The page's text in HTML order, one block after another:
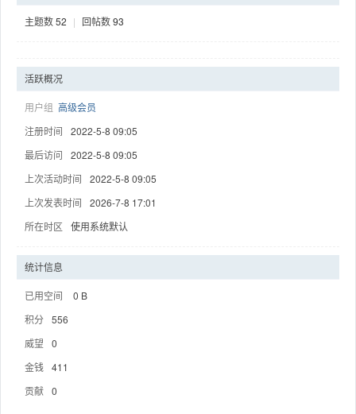
主题数52 | 回帖数93
活跃概况
用户组 高级会员
注册时间
2022-5-8 09:05
最后访问
2022-5-8 09:05
上次活动时间
2022-5-8 09:05
上次发表时间
2026-7-8 17:01
所在时区
使用系统默认
统计信息
已用空间
0 B
积分 556
威望
0
金钱
411
贡献 0